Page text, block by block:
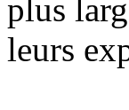
plus
leurs